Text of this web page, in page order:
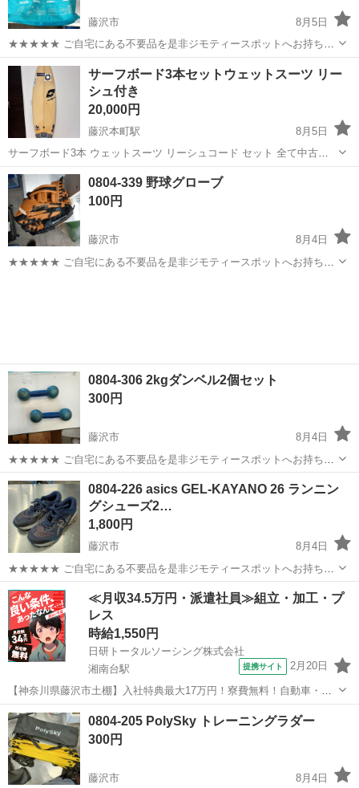
藤沢市
8月5日
★★★★★ ご自宅にある不要品を是非ジモティースポットへお持ち込
みしませんか？ 家電、趣味・スポーツ・レジャー用品、こども用品、
衣料服飾品、生活雑貨、家具、本、CD・DVDなどが無料でまとめて持
ち込めます！ ※詳細はこ...
神奈川 藤沢市 その他 Honda
サーフボード3本セットウェットスーツ リー
シュ付き
20,000円
藤沢本町駅
8月5日
サーフボード3本 ウェットスーツ リーシュコード セット 全て中古で
す。 引渡し場所は基本藤沢でお願いします。 横浜市川崎市周辺だとお
届けできるかもしれないのでご相談ください。 サーフボードの詳細写
真は単品でも出品して...
神奈川 藤沢市 藤沢本町駅 マリンスポーツ
0804-339 野球グローブ
100円
藤沢市
8月4日
★★★★★ ご自宅にある不要品を是非ジモティースポットへお持ち込
0804-306 2kgダンベル2個セット
300円
藤沢市
8月4日
★★★★★ ご自宅にある不要品を是非ジモティースポットへお持ち込
みしませんか？ 家電、趣味・スポーツ・レジャー用品、こども用品、
衣料服飾品、生活雑貨、家具、本、CD・DVDなどが無料でまとめて持
ち込めます！ ※詳細はこ...
神奈川 藤沢市
0804-226 asics GEL-KAYANO 26 ランニン
グシューズ2…
1,800円
藤沢市
8月4日
★★★★★ ご自宅にある不要品を是非ジモティースポットへお持ち込
みしませんか？ 家電、趣味・スポーツ・レジャー用品、こども用品、
衣料服飾品、生活雑貨、家具、本、CD・DVDなどが無料でまとめて持
ち込めます！ ※詳細はこ...
神奈川 藤沢市 ランニング、ジョギング asics
≪月収34.5万円・派遣社員≫組立・加工・プ
レス
時給1,550円
日研トータルソーシング株式会社
湘南台駅
提携サイト 2月20日
【神奈川県藤沢市土棚】入社特典最大17万円！寮費無料！自動車・ト
ラックの組立・加工ライン作業《お仕事No.5A631》 お仕事について
自動車（小・中・大型トラック）の組立や各エンジン部品の製造を行
います。インパクトレンチ...
神奈川 藤沢市
0804-205 PolySky トレーニングラダー
300円
藤沢市
8月4日